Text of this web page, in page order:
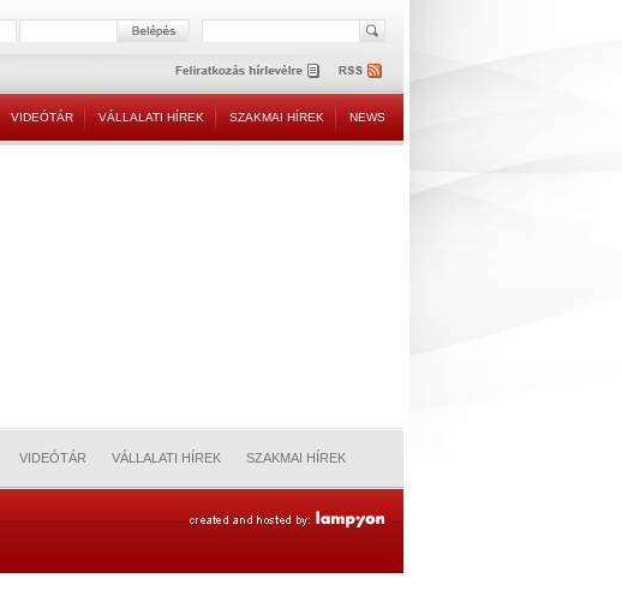
VIDEÓTÁR VÁLLALATI HÍREK SZAKMAI HÍREK NEWS
VIDEÓTÁR VÁLLALATI HÍREK SZAKMAI HÍREK